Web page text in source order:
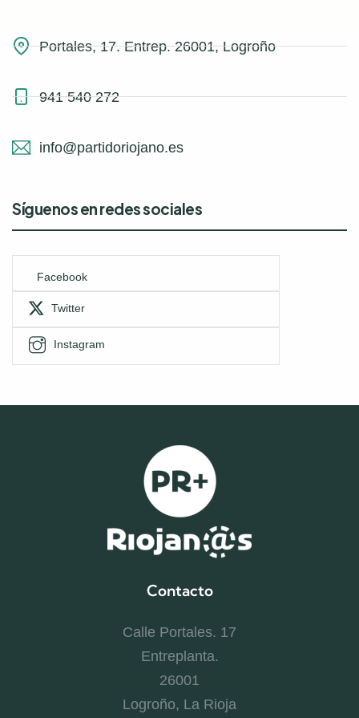
Portales, 17. Entrep. 26001, Logroño
941 540 272
info@partidoriojano.es
Síguenos en redes sociales
Facebook
Twitter
Instagram
Contacto
Calle Portales. 17
Entreplanta.
26001
Logroño, La Rioja